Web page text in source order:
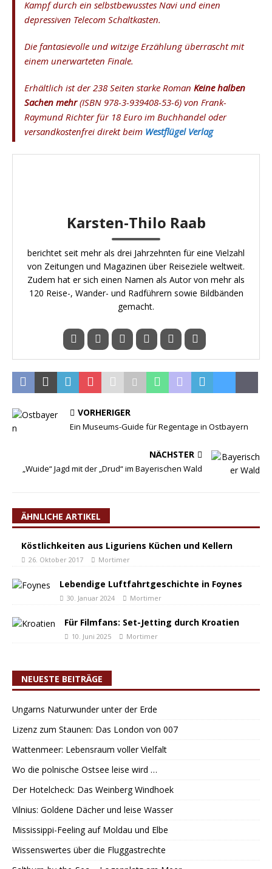
Kampf durch ein selbstbewusstes Navi und einen
depressiven Telecom Schaltkasten.
Die fantasievolle und witzige Erzählung überrascht mit
einem unerwarteten Finale.
Erhältlich ist der 238 Seiten starke Roman Keine halben
Sachen mehr(ISBN 978-3-939408-53-6) von Frank-
Raymund Richter für 18 Euro im Buchhandel oder
versandkostenfrei direkt beim Westflügel Verlag
Karsten-Thilo Raab
berichtet seit mehr als drei Jahrzehnten für eine Vielzahl
von Zeitungen und Magazinen über Reiseziele weltweit.
Zudem hat er sich einen Namen als Autor von mehr als
120 Reise-, Wander- und Radführern sowie Bildbänden
gemacht.
VORHERIGER
Ein Museums-Guide für Regentage in Ostbayern
NÄCHSTER
„Wuide“ Jagd mit der „Drud“ im Bayerischen Wald
ÄHNLICHE ARTIKEL
Köstlichkeiten aus Liguriens Küchen und Kellern
26. Oktober 2017 Mortimer
Lebendige Luftfahrtgeschichte in Foynes
30. Januar 2024 Mortimer
Für Filmfans: Set-Jetting durch Kroatien
10. Juni 2025 Mortimer
NEUESTE BEITRÄGE
Ungarns Naturwunder unter der Erde
Lizenz zum Staunen: Das London von 007
Wattenmeer: Lebensraum voller Vielfalt
Wo die polnische Ostsee leise wird …
Der Hotelcheck: Das Weinberg Windhoek
Vilnius: Goldene Dächer und leise Wasser
Mississippi-Feeling auf Moldau und Elbe
Wissenswertes über die Fluggastrechte